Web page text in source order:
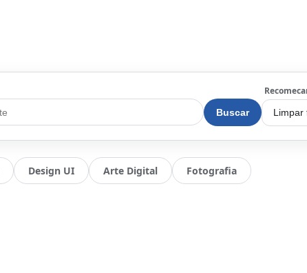
Buscar Limpar
Design UI Arte Digital Fotografia